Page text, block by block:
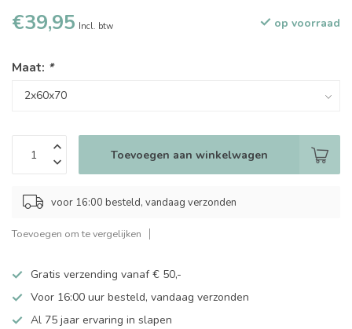
€39,95 Incl. btw op voorraad
Maat: *
Toevoegen aan winkelwagen
voor 16:00 besteld, vandaag verzonden
Toevoegen om te vergelijken
Gratis verzending vanaf € 50,-
Voor 16:00 uur besteld, vandaag verzonden
Al 75 jaar ervaring in slapen